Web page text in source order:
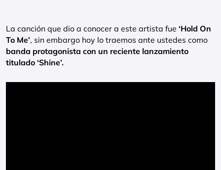
La canción que dio a conocer a este artista fue ‘Hold On
To Me’, sin embargo hoy lo traemos ante ustedes como
banda protagonista con un reciente lanzamiento
titulado ‘Shine’.